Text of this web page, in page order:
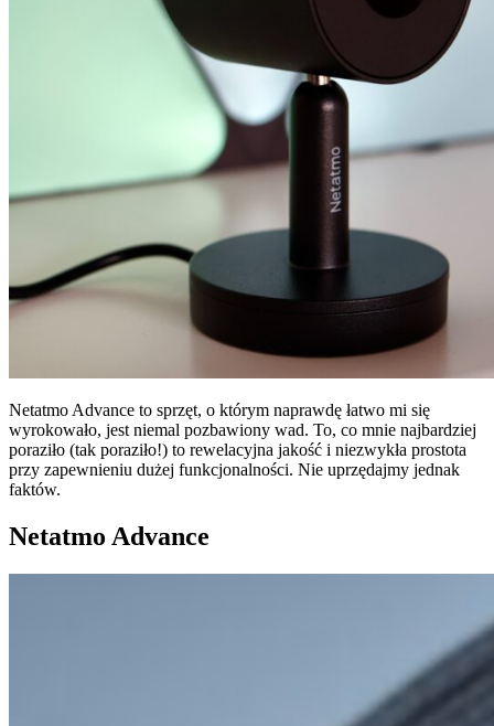
Netatmo Advance to sprzęt, o którym naprawdę łatwo mi się
wyrokowało, jest niemal pozbawiony wad. To, co mnie najbardziej
poraziło (tak poraziło!) to rewelacyjna jakość i niezwykła prostota
przy zapewnieniu dużej funkcjonalności. Nie uprzędajmy jednak
faktów.
Netatmo Advance